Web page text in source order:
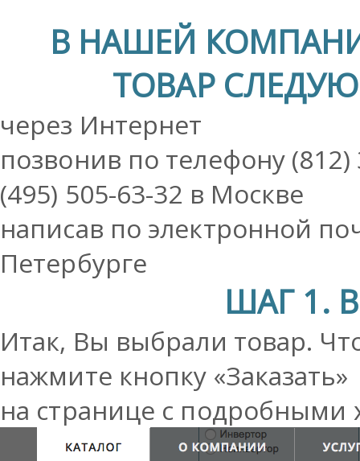
В НАШЕЙ
ТОВАР
через Интернет
позвонив по телефону (812)
(495) 505-63-32 в Москве
написав по электронной
Петербурге
ШАГ 1.
Итак, Вы выбрали товар.
нажмите кнопку
на странице с подробными